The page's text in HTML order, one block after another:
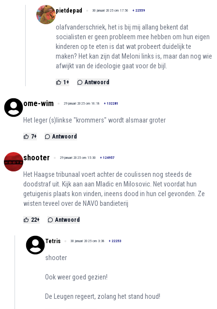
pietdepad 30 januari 2025 om 17:56 + 22559
olafvanderschriek, het is bij mij allang bekent dat
socialisten er geen probleem mee hebben om hun eigen
kinderen op te eten is dat wat probeert duidelijk te
maken? Het kan zijn dat Meloni links is, maar dan nog wie
afwijkt van de ideologie gaat voor de bijl.
1 + Antwoord
ome-wim 29 januari 2025 om 16:18 + 132281
Het leger (s)linkse "krommers" wordt alsmaar groter
7+ Antwoord
shooter 29 januari 2025 om 15:30 + 124957
Het Haagse tribunaal voert achter de coulissen nog steeds de
doodstraf uit. Kijk aan aan Mladic en Milosovic. Net voordat hun
getuigenis plaats kon vinden, ineens dood in hun cel gevonden. Ze
wisten teveel over de NAVO bandieterij
22+ Antwoord
Tetris 30 januari 2025 om 3:38 + 22253
shooter
Ook weer goed gezien!
De Leugen regeert, zolang het stand houd!